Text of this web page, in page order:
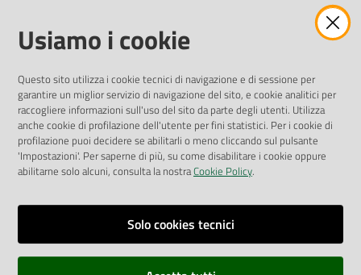
Amministrazione Trasparente
Pubblicità legale
Privacy Policy
Attuazione Misure PNRR
Liste di Attesa
ENTI, IMPRESE E PARTNER
Fatturazione Elettronica
Richiesta Patrocinio
Usiamo i cookie
Questo sito utilizza i cookie tecnici di navigazione e di sessione per
garantire un miglior servizio di navigazione del sito, e cookie analitici per
raccogliere informazioni sull'uso del sito da parte degli utenti. Utilizza
anche cookie di profilazione dell'utente per fini statistici. Per i cookie di
profilazione puoi decidere se abilitarli o meno cliccando sul pulsante
'Impostazioni'. Per saperne di più, su come disabilitare i cookie oppure
abilitarne solo alcuni, consulta la nostraCookie Policy.
Solo cookies tecnici